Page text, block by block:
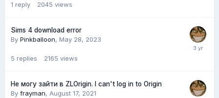
1 reply 2045 views
Sims 4 download error
By Pinkballoon, May 28, 2023
5 replies 2165 views
Не могу зайти в ZLOrigin. I can't log in to Origin
By frayman, August 17, 2021